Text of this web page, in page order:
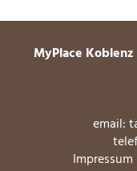
MyPlace
email:
Impressum